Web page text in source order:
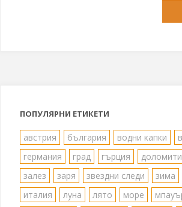
ПОПУЛЯРНИ ЕТИКЕТИ
австрия българия водни капки
германия
град гърция доломити
залез
заря звездни следи зима
италия
луна лято море